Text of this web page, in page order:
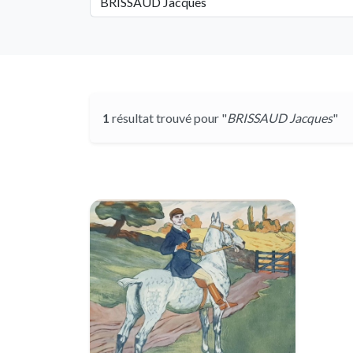
1 résultat trouvé pour "BRISSAUD Jacques"